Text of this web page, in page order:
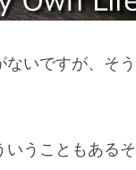
いですが、そう
いうこともあるそ